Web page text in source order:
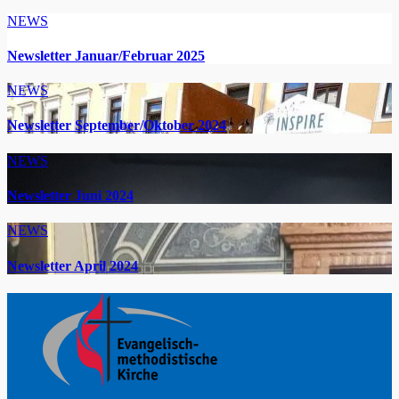
NEWS
Newsletter Januar/Februar 2025
NEWS
Newsletter September/Oktober 2024
NEWS
Newsletter Juni 2024
NEWS
Newsletter April 2024